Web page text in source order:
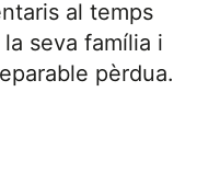
al temps
seva família i
pèrdua.